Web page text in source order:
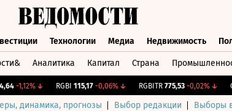
Технологии Медиа Недвижимость
Аналитика Капитал Страна
-1,12%↓ RGBI 115,17 -0,06%↓ RGBITR 775,53 -0,02%↓
динамика, прогнозы Выбор редакции Выборы